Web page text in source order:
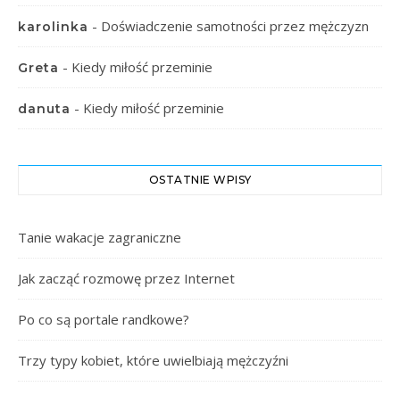
karolinka - Doświadczenie samotności przez mężczyzn
Greta - Kiedy miłość przeminie
danuta - Kiedy miłość przeminie
OSTATNIE WPISY
Tanie wakacje zagraniczne
Jak zacząć rozmowę przez Internet
Po co są portale randkowe?
Trzy typy kobiet, które uwielbiają mężczyźni